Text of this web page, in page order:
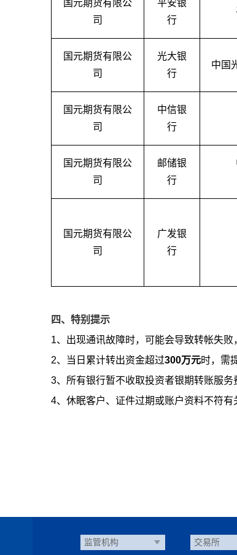
国元期货有限公
司
平安银
行
国元期货有限公
司
光大银
行
中国
国元期货有限公
司
中信银
行
国元期货有限公
司
邮储银
行
国元期货有限公
司
广发银
行
四、特别提示
1、出现通讯故障时，可能会导致转帐失败
2、当日累计转出资金超过300万元时，需
3、所有银行暂不收取投资者银期转账服务
4、休眠客户、证件过期或账户资料不符
监管机构 交易所